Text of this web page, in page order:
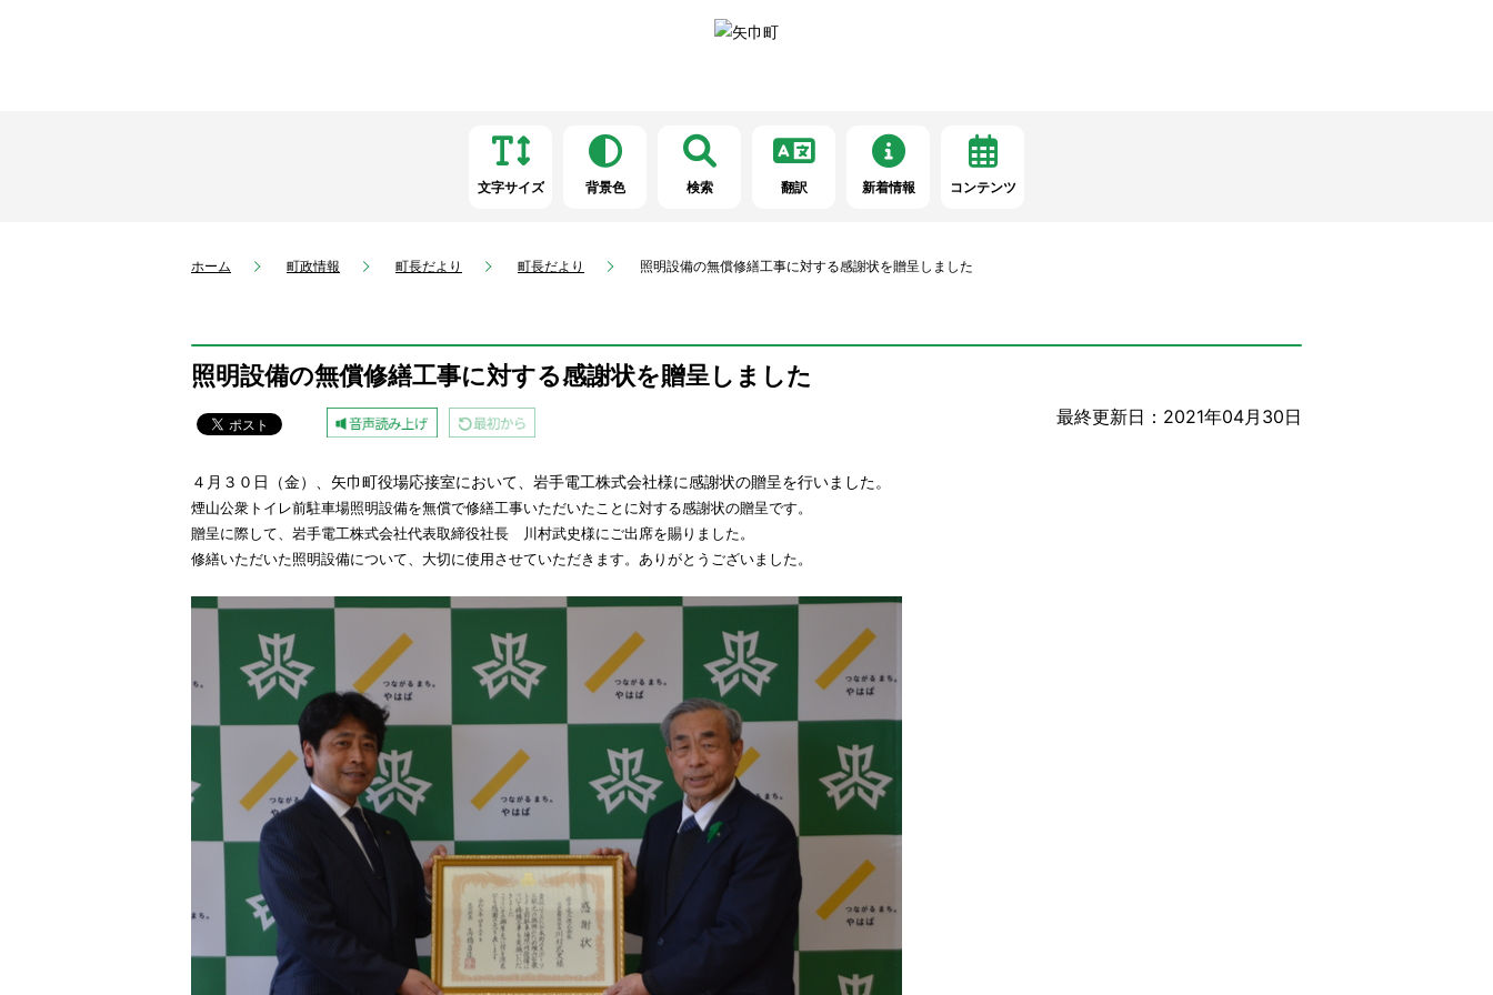
文字サイズ 背景色 検索 翻訳 新着情報 コンテンツ
ホーム 町政情報 町長だより 町長だより 照明設備の無償修繕工事に対する感謝状を贈呈しました
照明設備の無償修繕工事に対する感謝状を贈呈しました
最終更新日：2021年04月30日
４月３０日（金）、矢巾町役場応接室において、岩手電工株式会社様に感謝状の贈呈を行いました。
煙山公衆トイレ前駐車場照明設備を無償で修繕工事いただいたことに対する感謝状の贈呈です。
贈呈に際して、岩手電工株式会社代表取締役社長 川村武史様にご出席を賜りました。
修繕いただいた照明設備について、大切に使用させていただきます。ありがとうございました。